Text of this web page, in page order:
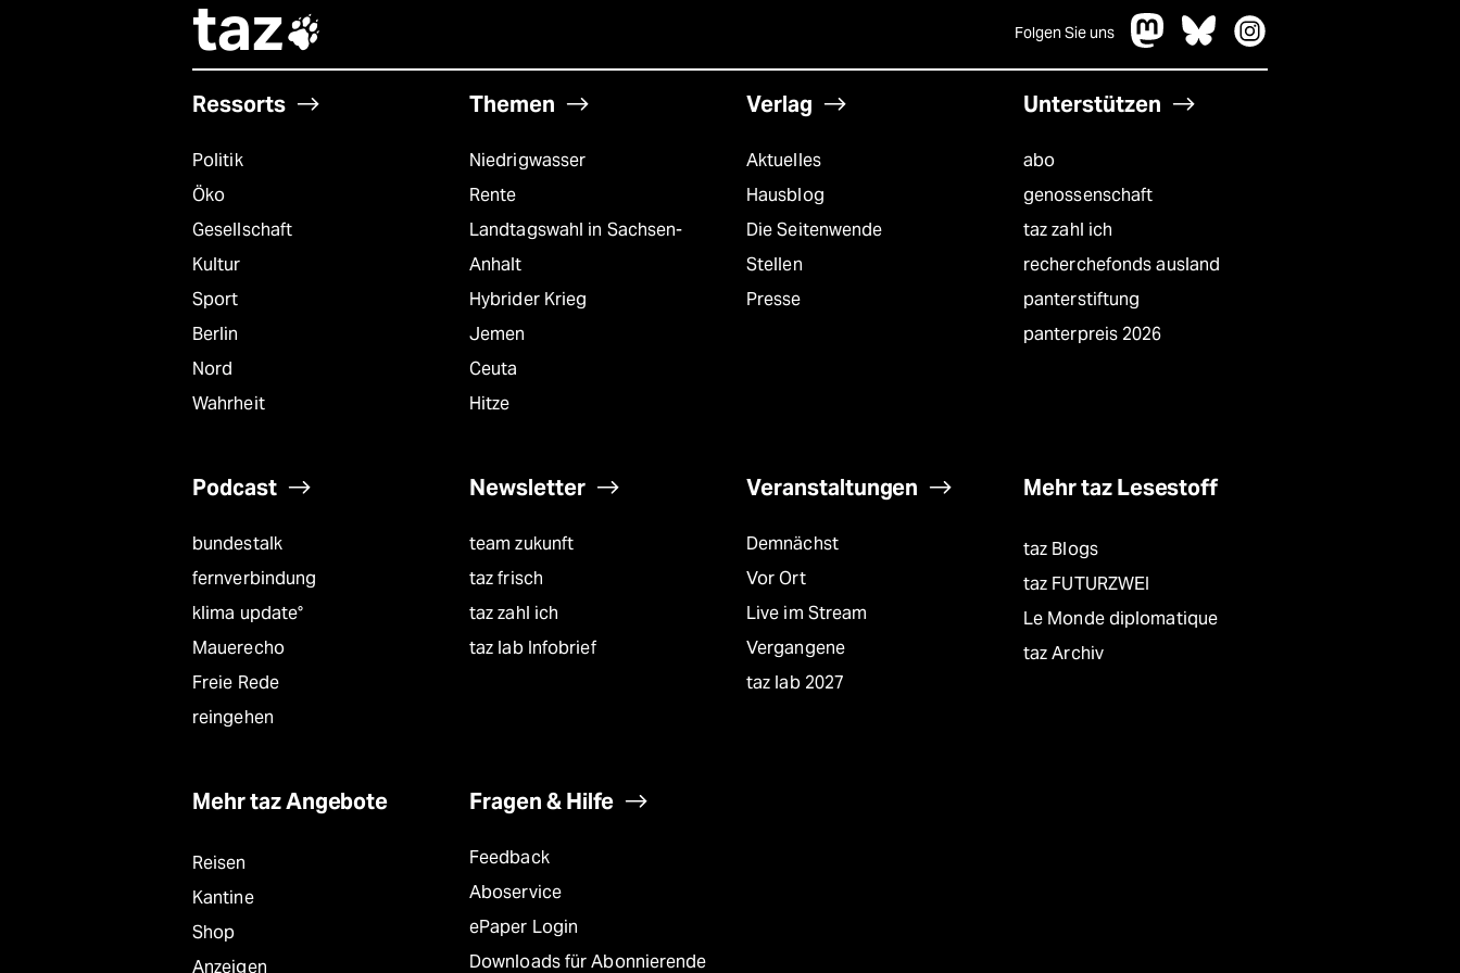
taz Folgen Sie uns
Ressorts
Politik
Öko
Gesellschaft
Kultur
Sport
Berlin
Nord
Wahrheit
Themen
Niedrigwasser
Rente
Landtagswahl in Sachsen-
Anhalt
Hybrider Krieg
Jemen
Ceuta
Hitze
Verlag
Aktuelles
Hausblog
Die Seitenwende
Stellen
Presse
Unterstützen
abo
genossenschaft
taz zahl ich
recherchefonds ausland
panterstiftung
panterpreis 2026
Podcast
bundestalk
fernverbindung
klima update°
Mauerecho
Freie Rede
reingehen
Newsletter
team zukunft
taz frisch
taz zahl ich
taz lab Infobrief
Veranstaltungen
Demnächst
Vor Ort
Live im Stream
Vergangene
taz lab 2027
Mehr taz Lesestoff
taz Blogs
taz FUTURZWEI
Le Monde diplomatique
taz Archiv
Mehr taz Angebote
Reisen
Kantine
Shop
Anzeigen
Fragen & Hilfe
Feedback
Aboservice
ePaper Login
Downloads für Abonnierende